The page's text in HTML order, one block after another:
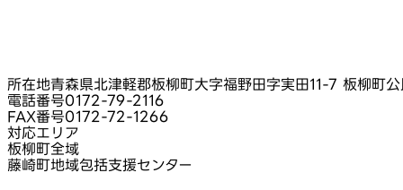
所在地青森県北津軽郡板柳町大字福野田字実田11-7 板柳町
電話番号0172-79-2116
FAX番号0172-72-1266
対応エリア
板柳町全域
藤崎町地域包括支援センター